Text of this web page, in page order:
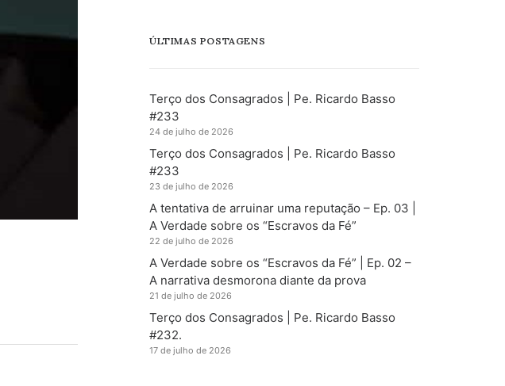
ÚLTIMAS POSTAGENS
Terço dos Consagrados | Pe. Ricardo Basso
#233
24 de julho de 2026
Terço dos Consagrados | Pe. Ricardo Basso
#233
23 de julho de 2026
A tentativa de arruinar uma reputação – Ep. 03 |
A Verdade sobre os “Escravos da Fé”
22 de julho de 2026
A Verdade sobre os “Escravos da Fé” | Ep. 02 –
A narrativa desmorona diante da prova
21 de julho de 2026
Terço dos Consagrados | Pe. Ricardo Basso
#232.
17 de julho de 2026